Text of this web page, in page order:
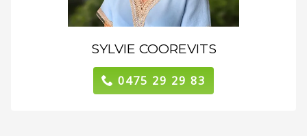
SYLVIE COOREVITS
0475 29 29 83